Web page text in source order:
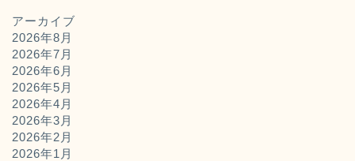
アーカイブ
2026年8月
2026年7月
2026年6月
2026年5月
2026年4月
2026年3月
2026年2月
2026年1月